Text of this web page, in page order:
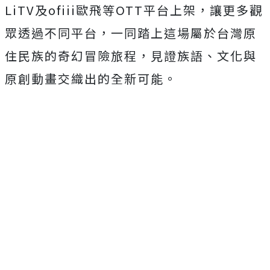
LiTV及ofiii歐飛等OTT平台上架， 讓更多觀
眾透過不同平台， 一同踏上這場屬於台灣原
住民族的奇幻冒險旅程，見證族語、 文化與
原創動畫交織出的全新可能。